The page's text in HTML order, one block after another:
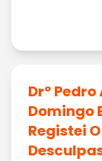
Drº
Domingo
Registei